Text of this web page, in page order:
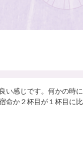
い感じです。何かの時
命か２杯目が１杯目に